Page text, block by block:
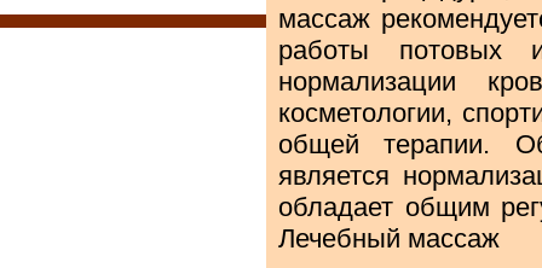
массаж
работы потовых
нормализации
косметологии,
общей терапии.
является
обладает общим
Лечебный массаж